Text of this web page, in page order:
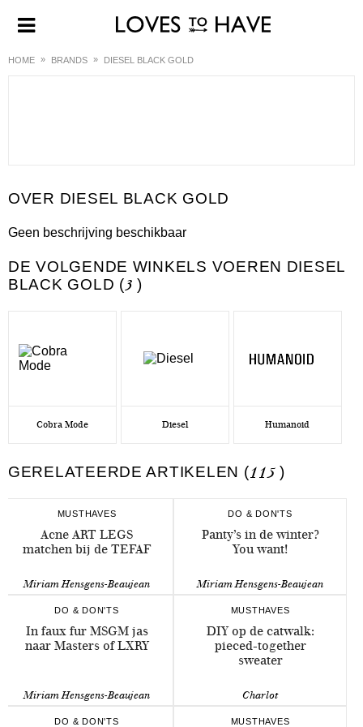
HOME BRANDS DIESEL BLACK GOLD
DIESEL BLACK GOLD
Geen beschrijving beschikbaar
DE VOLGENDE WINKELS VOEREN DIESEL
BLACK GOLD (3 )
Cobra Mode Diesel Humanoid
GERELATEERDE ARTIKELEN (115 )
MUSTHAVES
Acne ART LEGS
matchen bij de TEFAF
Miriam Hensgens-Beaujean
DO & DON'TS
Panty’s in de winter?
You want!
Miriam Hensgens-Beaujean
DO & DON'TS
In faux fur MSGM jas
naar Masters of LXRY
Miriam Hensgens-Beaujean
MUSTHAVES
DIY op de catwalk:
pieced-together
sweater
Charlot
DO & DON'TS MUSTHAVES